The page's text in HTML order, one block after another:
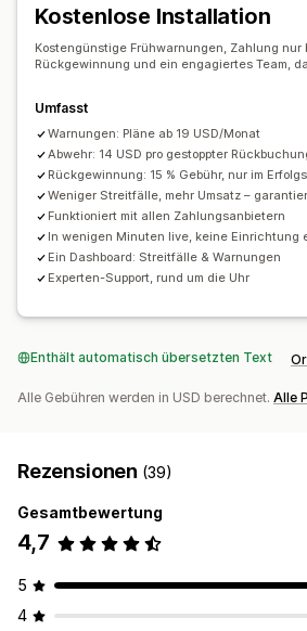
Benachrichtigungen und Analysen
Hochrisikobenachrichtigungen
Rückbuchungsbenachrichtigungen
Benutzerdefinierte
Betrugsbenachrichtigungen
Besucheranalysen Risikoberichte
App-Benachrichtigungen
E-Mail-
SMS-Benachrichtigungen
Kostenlose Installation
Kostengünstige Frühwarnungen, Zahlung nur
Rückgewinnung und ein engagiertes Team,
Umfasst
Warnungen: Pläne ab 19 USD/Monat
Abwehr: 14 USD pro gestoppter
Rückgewinnung: 15 % Gebühr, nur im
Weniger Streitfälle, mehr Umsatz –
Funktioniert mit allen Zahlungsanbietern
In wenigen Minuten live, keine Einrichtung
Ein Dashboard: Streitfälle & Warnungen
Experten-Support, rund um die Uhr
Enthält automatisch übersetzten Text
Alle Gebühren werden in USD berechnet. Alle
Rezensionen (39)
Gesamtbewertung
4,7
5
4